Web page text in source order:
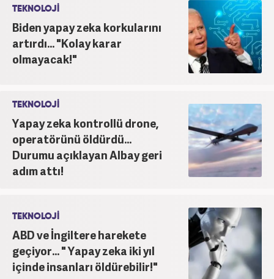
TEKNOLOJİ
Biden yapay zeka korkularını
artırdı... "Kolay karar
olmayacak!"
TEKNOLOJİ
Yapay zeka kontrollü drone,
operatörünü öldürdü...
Durumu açıklayan Albay geri
adım attı!
TEKNOLOJİ
ABD ve İngiltere harekete
geçiyor... " Yapay zeka iki yıl
içinde insanları öldürebilir!"